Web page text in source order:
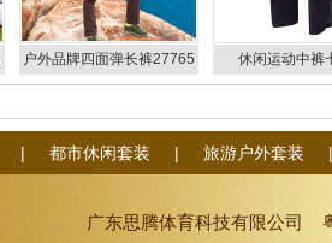
户外品牌四面弹长裤27765
27766
休闲运动中裤
27813/
| 都市休闲套装 | 旅游户外套装
广东思腾体育科技有限公司